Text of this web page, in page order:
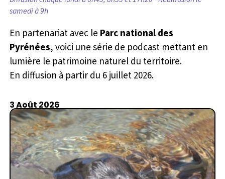
samedi à 9h
En partenariat avec le Parc national des
Pyrénées, voici une série de podcast mettant en
lumière le patrimoine naturel du territoire.
En diffusion à partir du 6 juillet 2026.
3 Août 2026